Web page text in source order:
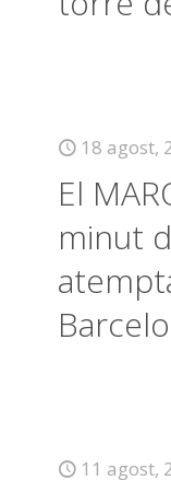
18 agost,
El
minut
11 agost,